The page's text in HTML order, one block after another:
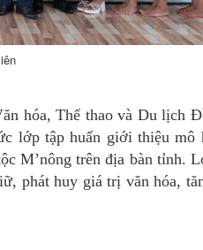
hóa, Thể thao và Du lịch
lớp tập huấn giới thiệu mô
M’nông trên địa bàn tỉnh.
phát huy giá trị văn hóa,